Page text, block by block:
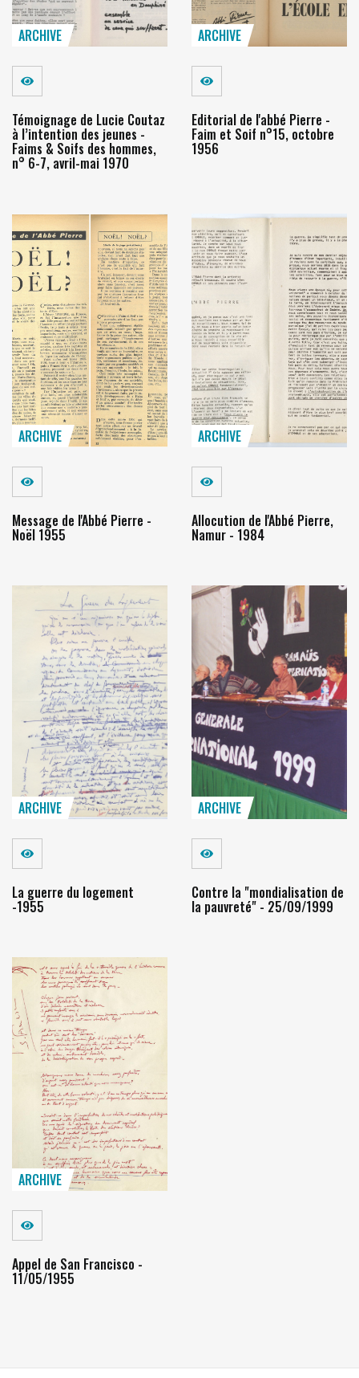
ARCHIVE
Voir
Témoignage de Lucie Coutaz
à l’intention des jeunes -
Faims & Soifs des hommes,
n° 6-7, avril-mai 1970
ARCHIVE
Voir
Editorial de l'abbé Pierre -
Faim et Soif n°15, octobre
1956
ARCHIVE
Voir
Message de l'Abbé Pierre -
Noël 1955
ARCHIVE
Voir
Allocution de l'Abbé Pierre,
Namur - 1984
ARCHIVE
Voir
La guerre du logement
-1955
ARCHIVE
Voir
Contre la "mondialisation de
la pauvreté" - 25/09/1999
ARCHIVE
Voir
Appel de San Francisco -
11/05/1955